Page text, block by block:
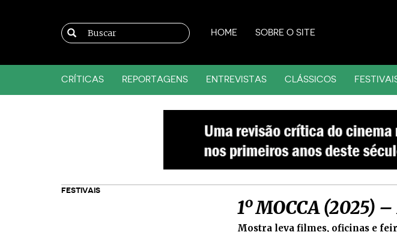
HOME SOBRE O SITE
CRÍTICAS REPORTAGENS ENTREVISTAS CLÁSSICOS
FESTIVAIS
1º MOCCA (2025)
Mostra leva filmes, oficinas e